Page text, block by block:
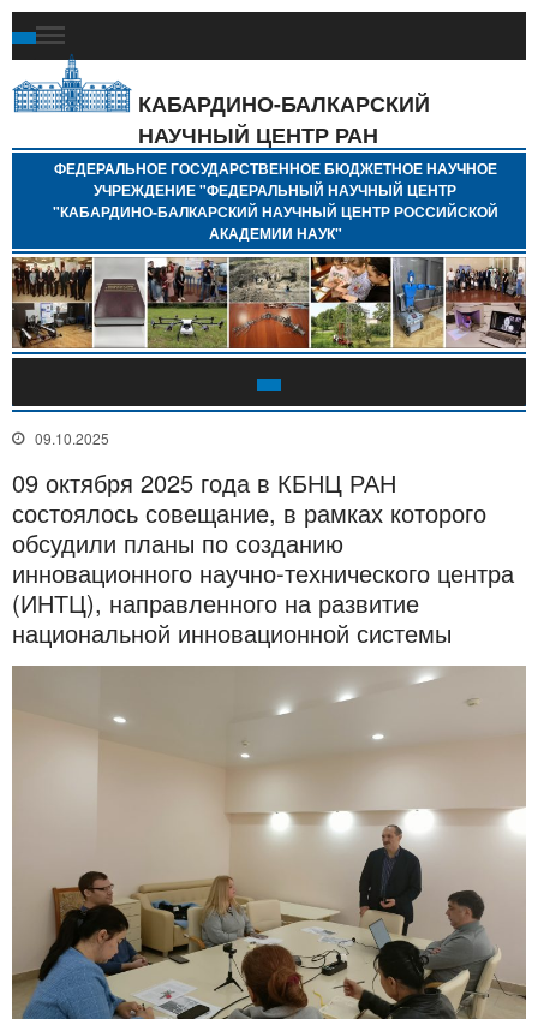
КАБАРДИНО-БАЛКАРСКИЙ
НАУЧНЫЙ ЦЕНТР РАН
ФЕДЕРАЛЬНОЕ ГОСУДАРСТВЕННОЕ БЮДЖЕТНОЕ НАУЧНОЕ
УЧРЕЖДЕНИЕ "ФЕДЕРАЛЬНЫЙ НАУЧНЫЙ ЦЕНТР
"КАБАРДИНО-БАЛКАРСКИЙ НАУЧНЫЙ ЦЕНТР РОССИЙСКОЙ
АКАДЕМИИ НАУК"
09.10.2025
09 октября 2025 года в КБНЦ РАН
состоялось совещание, в рамках которого
обсудили планы по созданию
инновационного научно-технического центра
(ИНТЦ), направленного на развитие
национальной инновационной системы